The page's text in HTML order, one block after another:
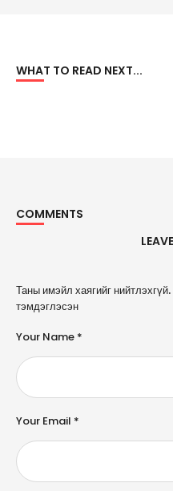
WHAT TO READ NEXT...
COMMENTS
Таны имэйл хаягийг нийтлэхгүй.
тэмдэглэсэн
Your Name *
Your Email *
A
l
e
n
a
ti
e